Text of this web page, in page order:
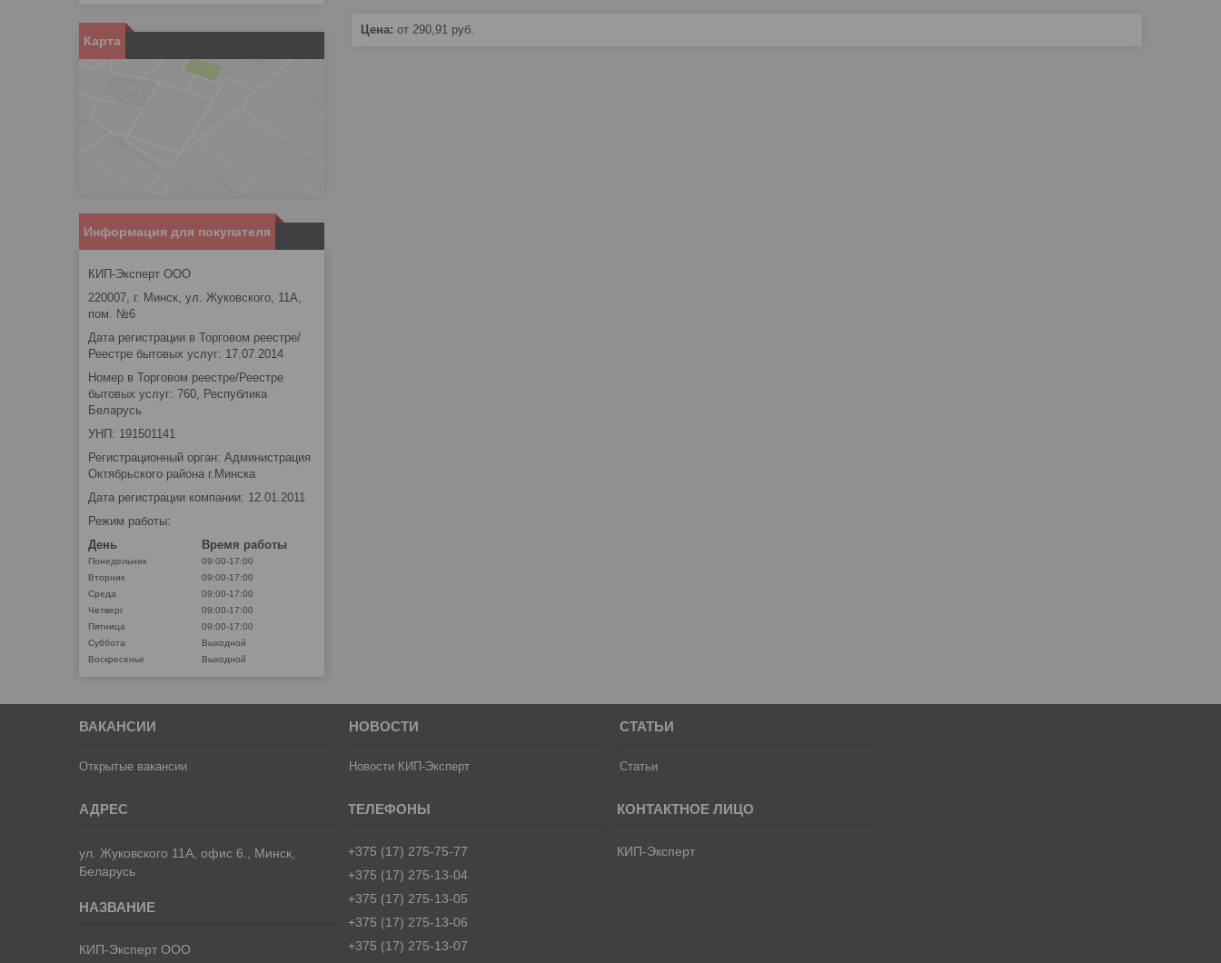
Цена: от 290,91 руб.
Карта
Информация для покупателя
КИП-Эксперт ООО
220007, г. Минск, ул. Жуковского, 11А,
пом. №6
Дата регистрации в Торговом реестре/
Реестре бытовых услуг: 17.07.2014
Номер в Торговом реестре/Реестре
бытовых услуг: 760, Республика
Беларусь
УНП: 191501141
Регистрационный орган: Администрация
Октябрьского района г.Минска
Дата регистрации компании: 12.01.2011
Режим работы:
День
Время работы
Понедельник
09:00-17:00
Вторник
09:00-17:00
Среда
09:00-17:00
Четверг
09:00-17:00
Пятница
09:00-17:00
Суббота
Выходной
Воскресенье
Выходной
ВАКАНСИИ
Открытые вакансии
НОВОСТИ
Новости КИП-Эксперт
СТАТЬИ
Статьи
ул. Жуковского 11А, офис 6., Минск,
Беларусь
КИП-Эксперт ООО
+375 (17) 275-75-77
+375 (17) 275-13-04
+375 (17) 275-13-05
+375 (17) 275-13-06
+375 (17) 275-13-07
КИП-Эксперт